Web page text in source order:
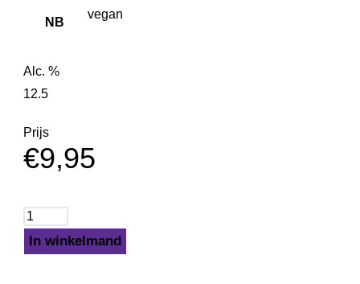
NB
vegan
Alc. %
12.5
Prijs
€9,95
In winkelmand